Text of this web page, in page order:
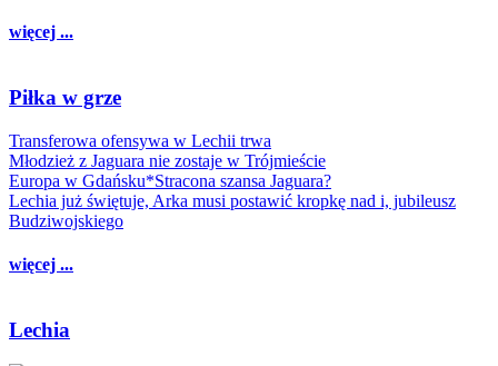
więcej ...
Piłka w grze
Transferowa ofensywa w Lechii trwa
Młodzież z Jaguara nie zostaje w Trójmieście
Europa w Gdańsku*Stracona szansa Jaguara?
Lechia już świętuje, Arka musi postawić kropkę nad i, jubileusz
Budziwojskiego
więcej ...
Lechia